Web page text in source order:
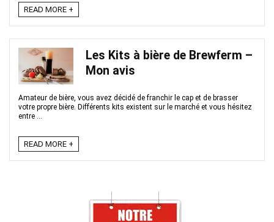
READ MORE +
Les Kits à bière de Brewferm –
Mon avis
Amateur de bière, vous avez décidé de franchir le cap et de brasser
votre propre bière. Différents kits existent sur le marché et vous hésitez
entre ...
READ MORE +